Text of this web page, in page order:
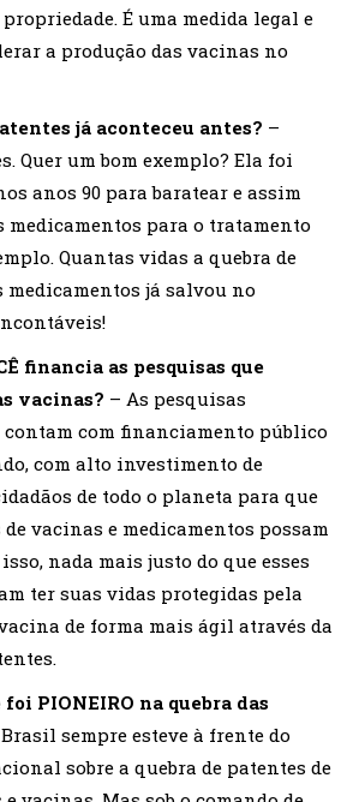
É uma medida legal e
a produção das vacinas no
já aconteceu antes? –
Quer um bom exemplo? Ela foi
anos 90 para baratear e assim
para o tratamento
Quantas vidas a quebra de
medicamentos já salvou no
financia as pesquisas que
vacinas? – As pesquisas
com financiamento público
com alto investimento de
de todo o planeta para que
de vacinas e medicamentos possam
nada mais justo do que esses
ter suas vidas protegidas pela
de forma mais ágil através da
PIONEIRO na quebra das
Brasil sempre esteve à frente do
sobre a quebra de patentes de